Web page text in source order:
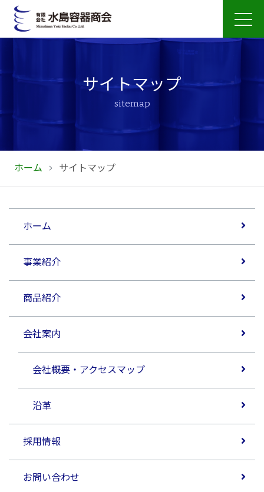
ページ内移動用のリンクです
本文へ移動します
サイトマップ
sitemap
ホーム サイトマップ
ホーム
事業紹介
商品紹介
会社案内
会社概要・アクセスマップ
沿革
採用情報
お問い合わせ